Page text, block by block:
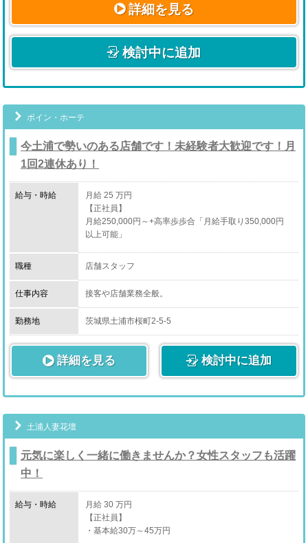
詳細を見る
検討中に追加
ボイン・ホーテ
今土浦で勢いのある店舗です！未経験者大歓迎です！月
1回2連休あり！
給与・時給
月給 25 万円
【正社員】
月給250,000円～+高率歩歩合「月給手取り350,000円
以上可能」
【アルバイト】
職種 店舗スタッフ
仕事内容 接客や店舗業務全般。
頑張り次第で貴方の夢も叶えれる環境です！
頑張り次第で、高収入・高ポストがすぐ得られます！
※店長クラスで月100万以上稼げる様なシステムが組ん
であります！
※今後さらなる昇給プランもございます。
もちろん業界未経験でもOKです。
勤務地 茨城県土浦市桜町2-5-5
詳細を見る 検討中に追加
土浦人妻花壇
元気に楽しく一緒に働きませんか？女性スタッフも活躍
中！
給与・時給
月給 30 万円
【正社員】
・基本給30万～45万円